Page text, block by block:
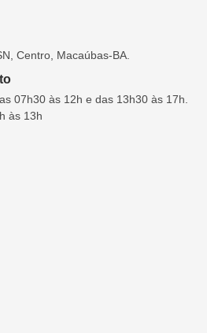
Centro, Macaúbas-BA.
07h30 às 12h e das 13h30 às 17h.
às 13h